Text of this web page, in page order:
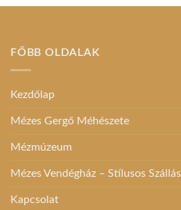
FŐBB OLDALAK
Kezdőlap
Mézes Gergő Méhészete
Mézmúzeum
Mézes Vendégház – Stílusos
Kapcsolat